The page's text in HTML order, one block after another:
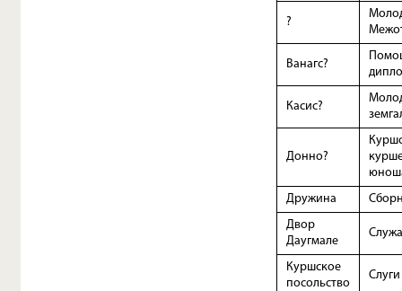
?
Ванагс?
Касис?
Донно?
Дружина
Двор
Даугмале
Куршское
посольство